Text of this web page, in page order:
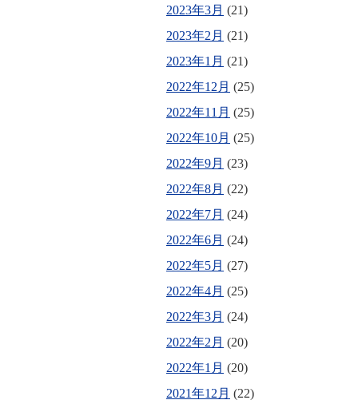
2023年3月 (21)
2023年2月 (21)
2023年1月 (21)
2022年12月 (25)
2022年11月 (25)
2022年10月 (25)
2022年9月 (23)
2022年8月 (22)
2022年7月 (24)
2022年6月 (24)
2022年5月 (27)
2022年4月 (25)
2022年3月 (24)
2022年2月 (20)
2022年1月 (20)
2021年12月 (22)